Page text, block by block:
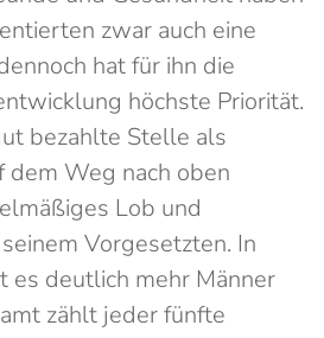
zwar auch eine
hat für ihn die
höchste Priorität.
bezahlte Stelle als
dem Weg nach oben
Lob und
Vorgesetzten. In
es deutlich mehr Männer
zählt jeder fünfte